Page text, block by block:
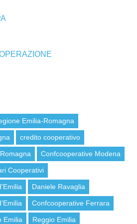
Emilia-Romagna
credito cooperativo
Confcooperative Modena
Cooperativi
Daniele Ravaglia
Confcooperative Ferrara
Emilia Reggio Emilia